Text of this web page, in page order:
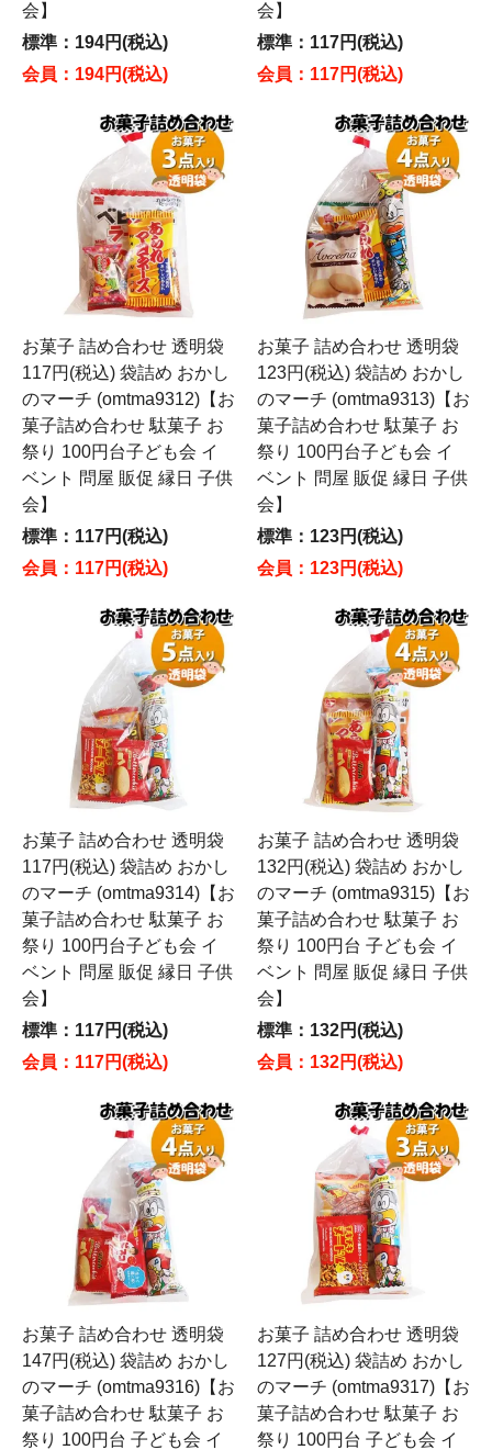
会】
標準：194円(税込)
会員：194円(税込)
会】
標準：117円(税込)
会員：117円(税込)
お菓子 詰め合わせ 透明袋
117円(税込) 袋詰め おかし
のマーチ (omtma9312)【お
菓子詰め合わせ 駄菓子 お
祭り 100円台子ども会 イ
ベント 問屋 販促 縁日 子供
会】
標準：117円(税込)
会員：117円(税込)
お菓子 詰め合わせ 透明袋
123円(税込) 袋詰め おかし
のマーチ (omtma9313)【お
菓子詰め合わせ 駄菓子 お
祭り 100円台子ども会 イ
ベント 問屋 販促 縁日 子供
会】
標準：123円(税込)
会員：123円(税込)
お菓子 詰め合わせ 透明袋
117円(税込) 袋詰め おかし
のマーチ (omtma9314)【お
菓子詰め合わせ 駄菓子 お
祭り 100円台子ども会 イ
ベント 問屋 販促 縁日 子供
会】
標準：117円(税込)
会員：117円(税込)
お菓子 詰め合わせ 透明袋
132円(税込) 袋詰め おかし
のマーチ (omtma9315)【お
菓子詰め合わせ 駄菓子 お
祭り 100円台 子ども会 イ
ベント 問屋 販促 縁日 子供
会】
標準：132円(税込)
会員：132円(税込)
お菓子 詰め合わせ 透明袋
147円(税込) 袋詰め おかし
のマーチ (omtma9316)【お
菓子詰め合わせ 駄菓子 お
祭り 100円台 子ども会 イ
お菓子 詰め合わせ 透明袋
127円(税込) 袋詰め おかし
のマーチ (omtma9317)【お
菓子詰め合わせ 駄菓子 お
祭り 100円台 子ども会 イ